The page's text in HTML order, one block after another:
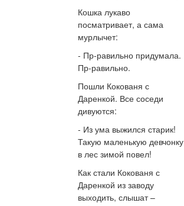
Кошка лукаво
посматривает, а сама
мурлычет:
- Пр-равильно придумала.
Пр-равильно.
Пошли Кокованя с
Даренкой. Все соседи
дивуются:
- Из ума выжился старик!
Такую маленькую девчонку
в лес зимой повел!
Как стали Кокованя с
Даренкой из заводу
выходить, слышат –